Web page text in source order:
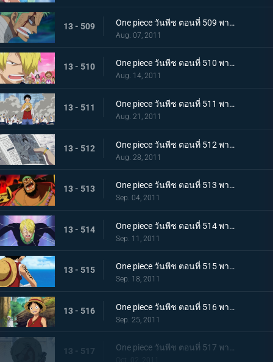
13 - 509 One piece วันพีช ตอนที่ 509 พากย์ไทย การติดต่อ! ยอดนักดาบมิฮอร์ค โซโลทุ่มพลังใจสู้สุดชีวิต
Aug. 07, 2011
13 - 510 One piece วันพีช ตอนที่ 510 พากย์ไทย ความทรมานของซันจิ! ราชินีผู้กลับคืนสู่อาณาจักร
Aug. 14, 2011
13 - 511 One piece วันพีช ตอนที่ 511 พากย์ไทย การขึ้นฝั่งอีกครั้งที่น่าเหลือเชื่อ! ลูฟี่ ไปยังศูนย์ใหญ่กองทัพเรือ!
Aug. 21, 2011
13 - 512 One piece วันพีช ตอนที่ 512 พากย์ไทย จงไปถึงพรรคพวก!! ข่าวใหญ่ที่ดังไปทั่วโลก
Aug. 28, 2011
13 - 513 One piece วันพีช ตอนที่ 513 พากย์ไทย เหล่าโจรสลัดเคลื่อนไหว!!! นิวเวิลด์เริ่มสั่นสะเทือน!
Sep. 04, 2011
13 - 514 One piece วันพีช ตอนที่ 514 พากย์ไทย เอาชีวิตรอดจากขุมนรก!!! การดวลที่เดิมพันด้วยความเป็นชายของซันจิ
Sep. 11, 2011
13 - 515 One piece วันพีช ตอนที่ 515 พากย์ไทย ต้องเก่งยิ่งขึ้นไปอีก!! คำสาบานของโซโลต่อกัปตัน!
Sep. 18, 2011
13 - 516 One piece วันพีช ตอนที่ 516 พากย์ไทย ลูฟี่เริ่มฝึกวิชา! ไปยังสถานที่แห่งสัญญาใน 2 ปีให้หลัง
Sep. 25, 2011
13 - 517 One piece วันพีช ตอนที่ 517 พากย์ไทย เปิดม่านบทใหม่! กลุ่มหมวกฟางรวมตัวกันอีกครั้ง